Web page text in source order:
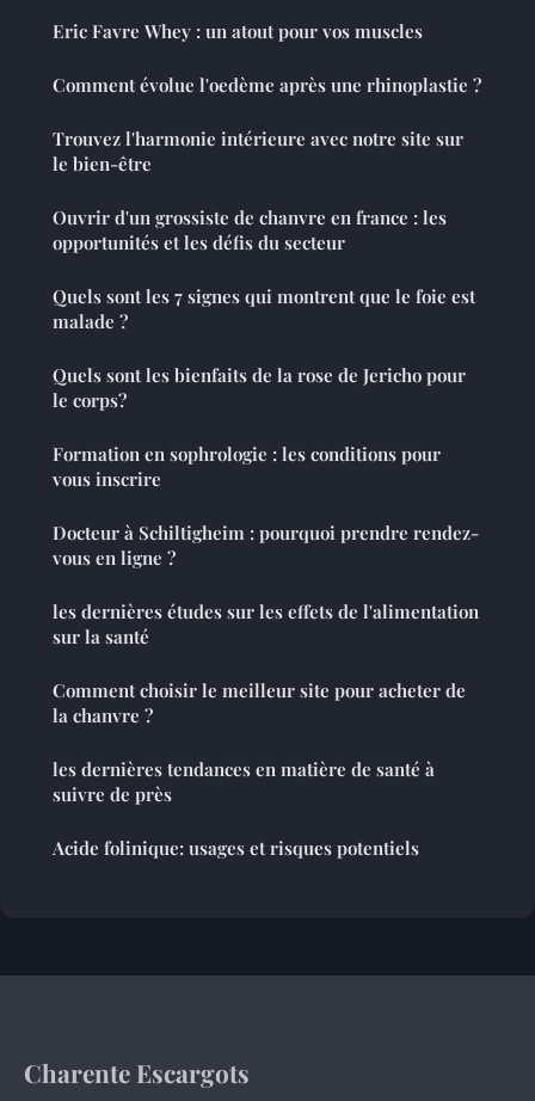
Eric Favre Whey : un atout pour vos muscles
Comment évolue l'oedème après une rhinoplastie ?
Trouvez l'harmonie intérieure avec notre site sur
le bien-être
Ouvrir d'un grossiste de chanvre en france : les
opportunités et les défis du secteur
Quels sont les 7 signes qui montrent que le foie est
malade ?
Quels sont les bienfaits de la rose de Jericho pour
le corps?
Formation en sophrologie : les conditions pour
vous inscrire
Docteur à Schiltigheim : pourquoi prendre rendez-
vous en ligne ?
les dernières études sur les effets de l'alimentation
sur la santé
Comment choisir le meilleur site pour acheter de
la chanvre ?
les dernières tendances en matière de santé à
suivre de près
Acide folinique: usages et risques potentiels
Charente Escargots